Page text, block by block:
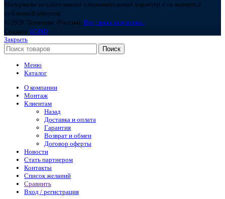
Материалы на сайте имеют ознакомительный характер и не являются
публичной офертой.
© 2026 Теплоплас (Россия). Все права защищены.
Создано BOND
Закрыть
Поиск
Меню
Каталог
О компании
Монтаж
Клиентам
Назад
Доставка и оплата
Гарантия
Возврат и обмен
Договор оферты
Новости
Стать партнером
Контакты
Список желаний
Сравнить
Вход / регистрация